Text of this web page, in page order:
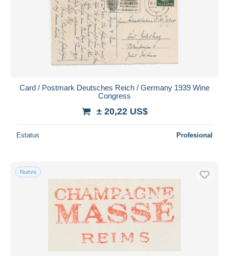
Card / Postmark Deutsches Reich / Germany 1939 Wine
Congress
± 20,22 US$
Estatus Profesional
Nuevo